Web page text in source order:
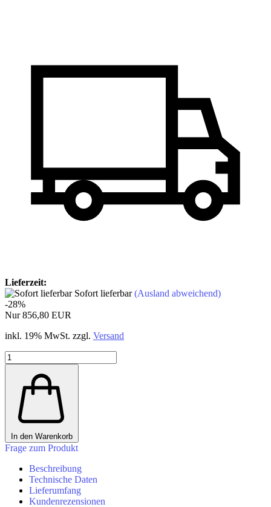
Lieferzeit:
Sofort lieferbar(Ausland abweichend)
-28%
Nur 856,80 EUR
inkl. 19% MwSt. zzgl. Versand
In den Warenkorb
Frage zum Produkt
Beschreibung
Technische Daten
Lieferumfang
Kundenrezensionen